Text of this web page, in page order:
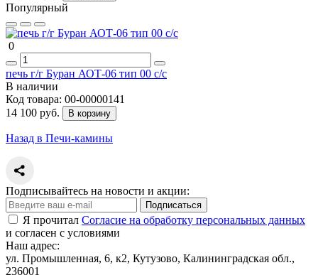
Популярный
0
печь г/г Буран АОТ-06 тип 00 с/с
В наличии
Код товара: 00-00000141
14 100 руб.
В корзину
Назад в Печи-камины
Подписывайтесь на новости и акции:
Подписаться
Я прочитал Согласие на обработку персональных данных
и согласен с условиями
Наш адрес:
ул. Промышленная, 6, к2, Кутузово, Калининградская обл.,
236001